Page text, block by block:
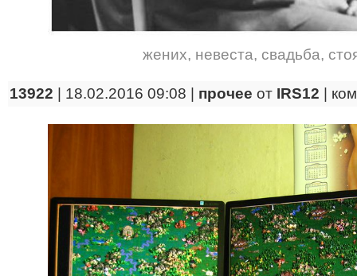
жених, невеста, свадьба,
13922 | 18.02.2016 09:08 | прочее от IRS12